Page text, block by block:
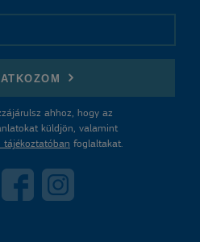
ahhoz, hogy az
küldjön, valamint
tájékoztatóban foglaltakat.